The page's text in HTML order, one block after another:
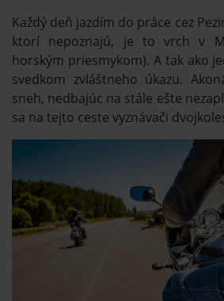
Každý deň jazdím do práce cez
ktorí nepoznajú, je to vrch v
horským priesmykom). A tak ako
svedkom zvláštneho úkazu.
sneh, nedbajúc na stále ešte
sa na tejto ceste vyznávači